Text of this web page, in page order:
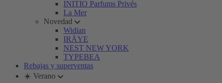
INITIO Parfums Privés
La Mer
Novedad
Widian
IRÄYE
NEST NEW YORK
TYPEBEA
Rebajas y superventas
☀️ Verano